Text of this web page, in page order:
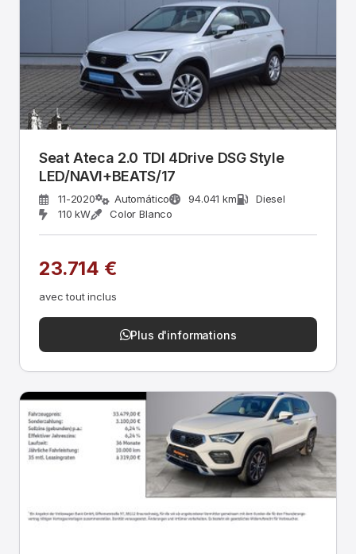
Seat Ateca 2.0 TDI 4Drive DSG Style
LED/NAVI+BEATS/17
11-2020 Automático 94.041 km
Diesel
110 kW
Color Blanco
23.714 €
avec tout inclus
Plus d'informations